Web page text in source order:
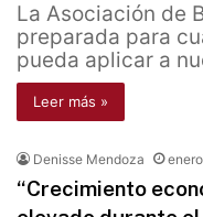
La Asociación de
preparada para
pueda aplicar a
Leer más »
Denisse Mendoza
“Crecimiento